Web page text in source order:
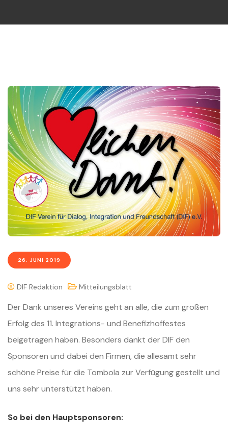
26. JUNI 2019
DIF Redaktion Mitteilungsblatt
Der Dank unseres Vereins geht an alle, die zum großen
Erfolg des 11. Integrations- und Benefizhoffestes
beigetragen haben. Besonders dankt der DIF den
Sponsoren und dabei den Firmen, die allesamt sehr
schöne Preise für die Tombola zur Verfügung gestellt und
uns sehr unterstützt haben.
So bei den Hauptsponsoren: